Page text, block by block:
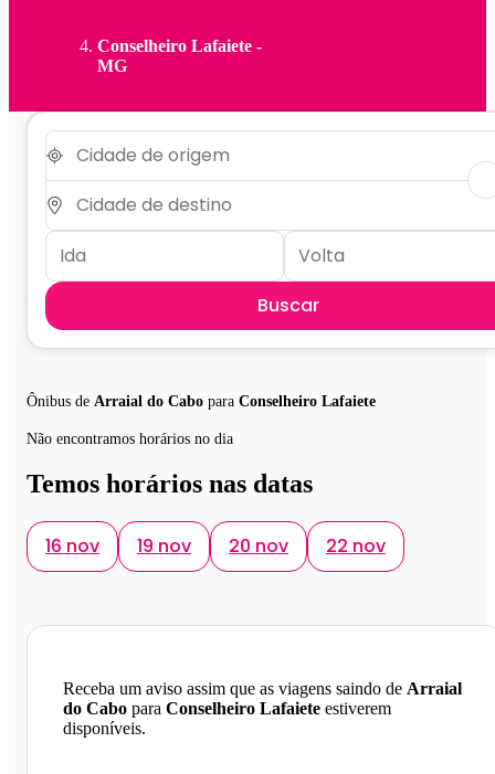
Conselheiro Lafaiete -
MG
Buscar
Ônibus de Arraial do Cabo para Conselheiro Lafaiete
Não encontramos horários no dia
Temos horários nas datas
16 nov 19 nov 20 nov 22 nov
Receba um aviso assim que as viagens saindo de Arraial
do Cabo para Conselheiro Lafaiete estiverem
disponíveis.